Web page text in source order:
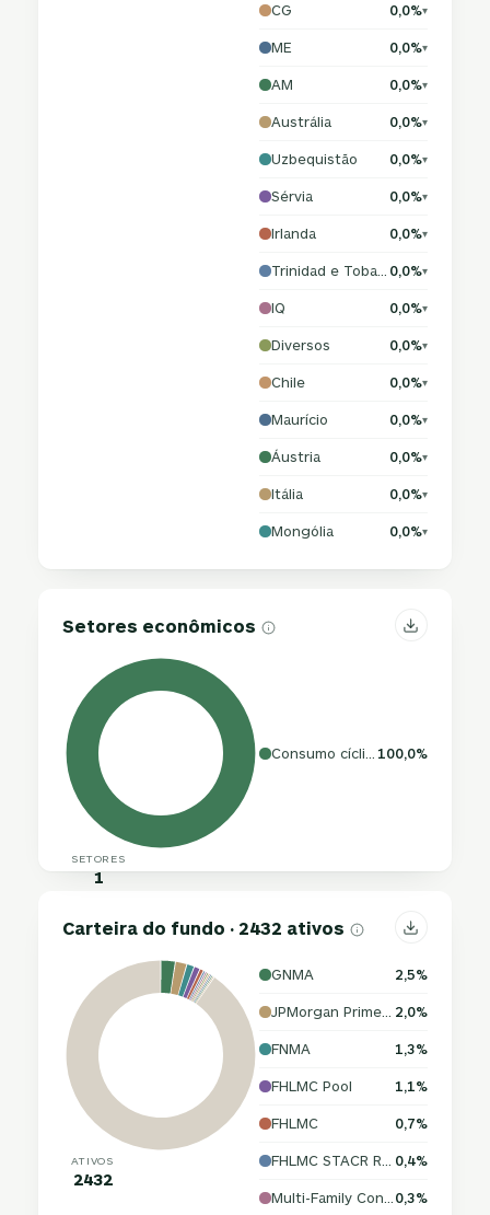
CG 0,0%▾
ME 0,0%▾
AM 0,0%▾
Austrália 0,0%▾
Uzbequistão 0,0%▾
Sérvia 0,0%▾
Irlanda 0,0%▾
0,0%▾
IQ 0,0%▾
Diversos 0,0%▾
Chile 0,0%▾
Maurício 0,0%▾
Áustria 0,0%▾
Itália 0,0%▾
Mongólia 0,0%▾
Setores econômicos
SETORES
1
100,0%
Carteira do fundo · 2432 ativos
ATIVOS
2432
GNMA 2,5%
2,0%
FNMA 1,3%
FHLMC Pool 1,1%
FHLMC 0,7%
0,4%
0,3%